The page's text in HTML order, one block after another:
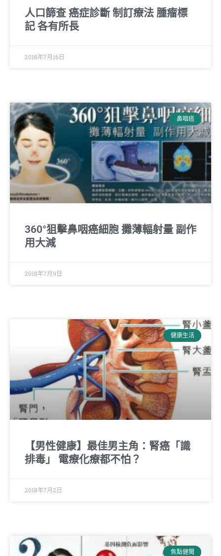
人口篩查 癌症診斷 制訂療法 腫瘤標
記 各有所長
2018年7月16日
鼻咽癌
360°狙擊鼻咽癌細胞 攤薄輻射量 副作
用大減
2018年7月9日
健康生活
【男性健康】最佳男主角：腎癌「識
排毒」 電療化療都不怕？
2018年7月2日
焦點健聞